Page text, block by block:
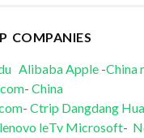
COMPANIES
AlibabaApple-China
- China
- Ctrip Dangdang
lenovo leTv Microsoft-